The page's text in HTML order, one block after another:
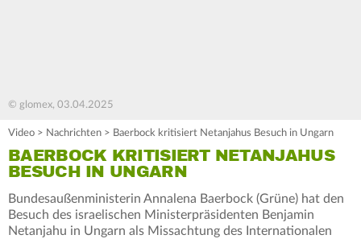
© glomex, 03.04.2025
Video > Nachrichten > Baerbock kritisiert Netanjahus Besuch in Ungarn
BAERBOCK KRITISIERT NETANJAHUS
BESUCH IN UNGARN
Bundesaußenministerin Annalena Baerbock (Grüne) hat den
Besuch des israelischen Ministerpräsidenten Benjamin
Netanjahu in Ungarn als Missachtung des Internationalen